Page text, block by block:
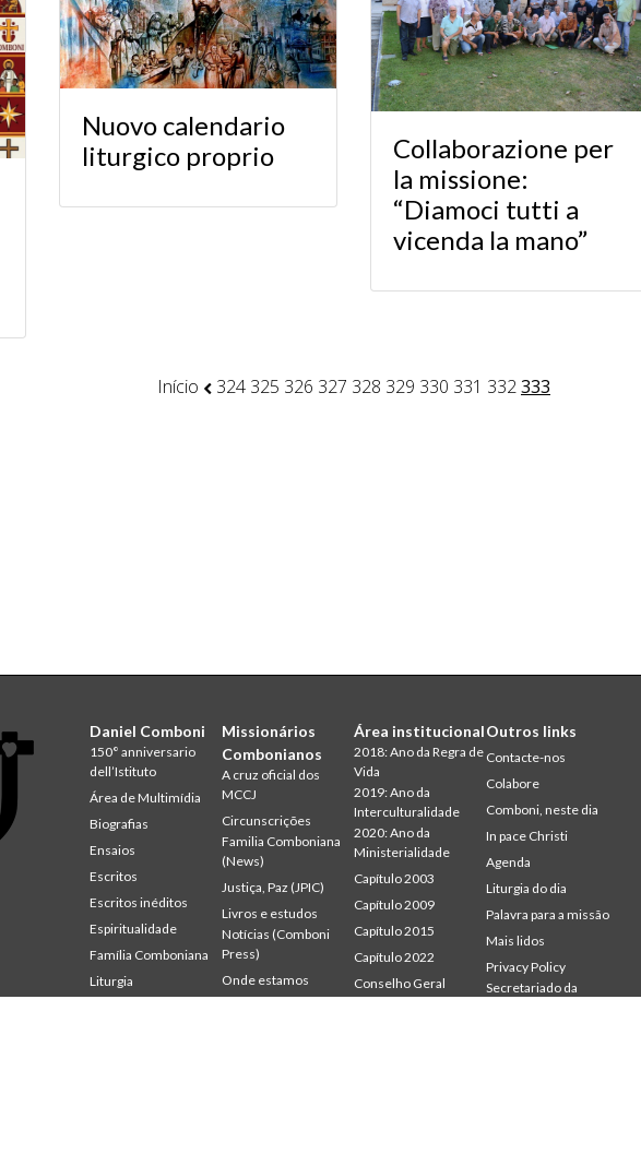
Nuovo calendario
liturgico proprio
Collaborazione per
la missione:
“Diamoci tutti a
vicenda la mano”
Início 324 325 326 327 328 329 330 331 332333
Daniel Comboni
150° anniversario
dell’Istituto
Área de Multimídia
Biografias
Ensaios
Escritos
Escritos inéditos
Espiritualidade
Família Comboniana
Liturgia
Studium
Missionários
Combonianos
A cruz oficial dos
MCCJ
Circunscrições
Familia Comboniana
(News)
Justiça, Paz (JPIC)
Livros e estudos
Notícias (Comboni
Press)
Onde estamos
Área institucional
2018: Ano da Regra de
Vida
2019: Ano da
Interculturalidade
2020: Ano da
Ministerialidade
Capítulo 2003
Capítulo 2009
Capítulo 2015
Capítulo 2022
Conselho Geral
Outros links
Contacte-nos
Colabore
Comboni, neste dia
In pace Christi
Agenda
Liturgia do dia
Palavra para a missão
Mais lidos
Privacy Policy
Secretariado da